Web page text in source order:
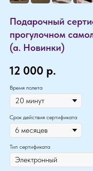
Подарочный
прогулочном
(а. Новинки)
12 000 р.
Время полета
Срок действия сертификата
Тип сертификата